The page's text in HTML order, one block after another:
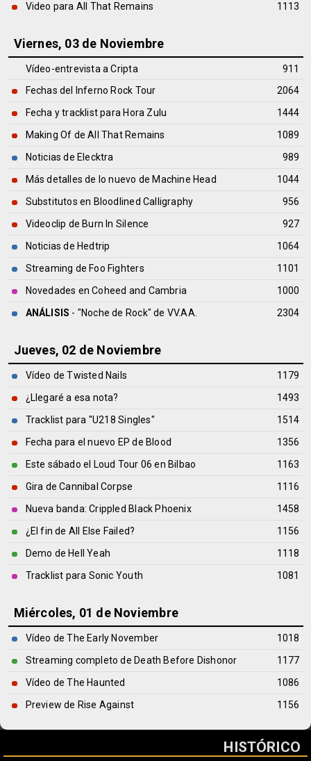
Video para All That Remains
1113
Viernes, 03 de Noviembre
Vídeo-entrevista a Cripta
911
Fechas del Inferno Rock Tour
2064
Fecha y tracklist para Hora Zulu
1444
Making Of de All That Remains
1089
Noticias de Elecktra
989
Más detalles de lo nuevo de Machine Head
1044
Substitutos en Bloodlined Calligraphy
956
Videoclip de Burn In Silence
927
Noticias de Hedtrip
1064
Streaming de Foo Fighters
1101
Novedades en Coheed and Cambria
1000
ANÁLISIS - "Noche de Rock" de VV.AA. 2304
Jueves, 02 de Noviembre
Vídeo de Twisted Nails
1179
¿Llegaré a esa nota?
1493
Tracklist para ''U218 Singles''
1514
Fecha para el nuevo EP de Blood
1356
Este sábado el Loud Tour 06 en Bilbao
1163
Gira de Cannibal Corpse
1116
Nueva banda: Crippled Black Phoenix
1458
¿El fin de All Else Failed?
1156
Demo de Hell Yeah
1118
Tracklist para Sonic Youth
1081
Miércoles, 01 de Noviembre
Vídeo de The Early November
1018
Streaming completo de Death Before Dishonor
1177
Vídeo de The Haunted
1086
Preview de Rise Against
1156
HISTÓRICO